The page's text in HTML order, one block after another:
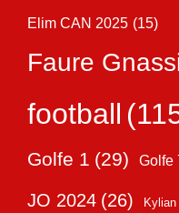
Elim CAN 2025 (15)
Faure
football
Golfe 1 (29) Golfe
JO 2024 (26)